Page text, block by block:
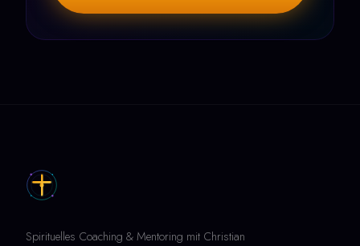
Spirituelles Coaching & Mentoring mit Christian